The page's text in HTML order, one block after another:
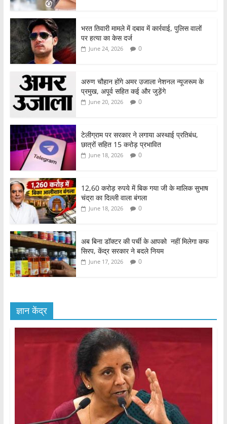
भरत तिवारी मामले में दबाव में कार्रवाई, पुलिस वालों
पर हत्या का केस दर्ज
June 24, 2026 0
अरुण चौहान होंगे अमर उजाला नेशनल न्यूजरूम के
प्रमुख, अपूर्व सहित कई और जुड़ेंगे
June 20, 2026 0
टेलीग्राम पर सरकार ने लगाया अस्थाई प्रतिबंध,
छात्रों सहित 15 करोड़ प्रभावित
June 18, 2026 0
12,60 करोड़ रुपये में बिक गया जी के मालिक सुभाष
चंद्रा का दिल्ली वाला बंगला
June 18, 2026 0
अब बिना डॉक्टर की पर्ची के आपको नहीं मिलेगा कफ
सिरप, केंद्र सरकार ने बदले नियम
June 17, 2026 0
ज्ञान केंद्र